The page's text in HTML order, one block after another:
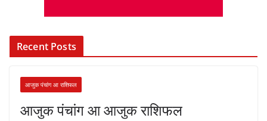
Recent Posts
आजुक पंचांग आ राशिफल
आजुक पंचांग आ आजुक राशिफल